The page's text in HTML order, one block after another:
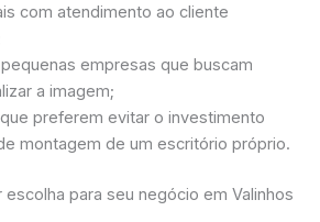
com atendimento ao cliente
empresas que buscam
a imagem;
preferem evitar o investimento
montagem de um escritório próprio.
para seu negócio em Valinhos